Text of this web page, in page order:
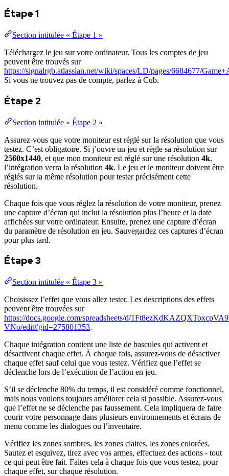
Étape 1
Section intitulée « Étape 1 »
Téléchargez le jeu sur votre ordinateur. Tous les comptes de jeu
peuvent être trouvés sur
https://signalrgb.atlassian.net/wiki/spaces/LD/pages/6684677/
Si vous ne trouvez pas de compte, parlez à Cub.
Étape 2
Section intitulée « Étape 2 »
Assurez-vous que votre moniteur est réglé sur la résolution que vous
testez. C’est obligatoire. Si j’ouvre un jeu et règle sa résolution sur
2560x1440, et que mon moniteur est réglé sur une résolution 4k,
l’intégration verra la résolution 4k. Le jeu et le moniteur doivent être
réglés sur la même résolution pour tester précisément cette
résolution.
Chaque fois que vous réglez la résolution de votre moniteur, prenez
une capture d’écran qui inclut la résolution plus l’heure et la date
affichées sur votre ordinateur. Ensuite, prenez une capture d’écran
du paramètre de résolution en jeu. Sauvegardez ces captures d’écran
pour plus tard.
Étape 3
Section intitulée « Étape 3 »
Choisissez l’effet que vous allez tester. Les descriptions des effets
peuvent être trouvées sur
https://docs.google.com/spreadsheets/d/
VNo/edit#gid=275801353.
Chaque intégration contient une liste de bascules qui activent et
désactivent chaque effet. À chaque fois, assurez-vous de désactiver
chaque effet sauf celui que vous testez. Vérifiez que l’effet se
déclenche lors de l’exécution de l’action en jeu.
S’il se déclenche 80% du temps, il est considéré comme fonctionnel,
mais nous voulons toujours améliorer cela si possible. Assurez-vous
que l’effet ne se déclenche pas faussement. Cela impliquera de faire
courir votre personnage dans plusieurs environnements et écrans de
menu comme les dialogues ou l’inventaire.
Vérifiez les zones sombres, les zones claires, les zones colorées.
Sautez et esquivez, tirez avec vos armes, effectuez des actions - tout
ce qui peut être fait. Faites cela à chaque fois que vous testez, pour
chaque effet, sur chaque résolution.